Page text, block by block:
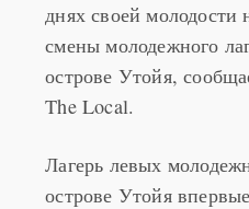
днях своей молодости
смены молодежного
острове Утойя,
The Local.
Лагерь левых
острове Утойя